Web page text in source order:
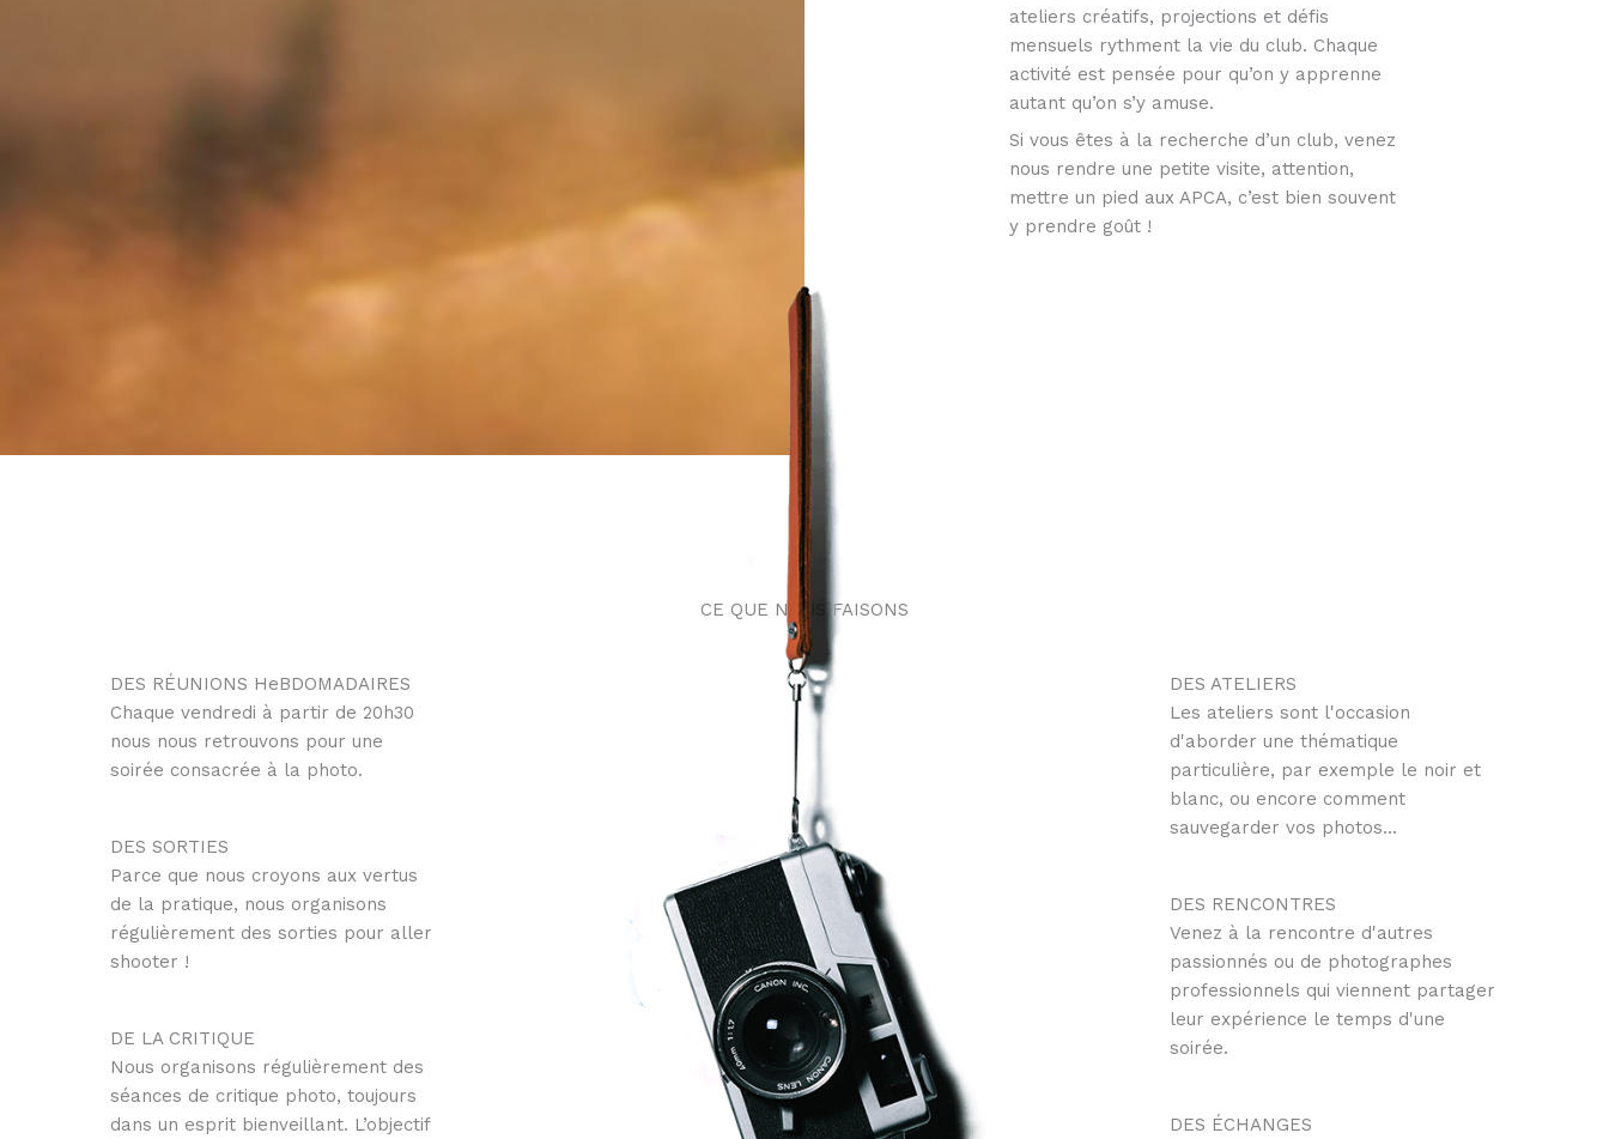
ateliers créatifs, projections et défis
mensuels rythment la vie du club. Chaque
activité est pensée pour qu’on y apprenne
autant qu’on s’y amuse.
Si vous êtes à la recherche d’un club, venez
nous rendre une petite visite, attention,
mettre un pied aux APCA, c’est bien souvent
y prendre goût !
CE QUE NOUS FAISONS
DES RÉUNIONS HeBDOMADAIRES
Chaque vendredi à partir de 20h30
nous nous retrouvons pour une
soirée consacrée à la photo.
DES SORTIES
Parce que nous croyons aux vertus
de la pratique, nous organisons
régulièrement des sorties pour aller
shooter !
DE LA CRITIQUE
Nous organisons régulièrement des
séances de critique photo, toujours
dans un esprit bienveillant. L’objectif
DES ATELIERS
Les ateliers sont l'occasion
d'aborder une thématique
particulière, par exemple le noir et
blanc, ou encore comment
sauvegarder vos photos...
DES RENCONTRES
Venez à la rencontre d'autres
passionnés ou de photographes
professionnels qui viennent partager
leur expérience le temps d'une
soirée.
DES ÉCHANGES